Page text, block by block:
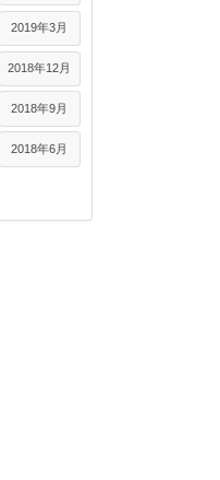
2019年3月
2018年12月
2018年9月
2018年6月